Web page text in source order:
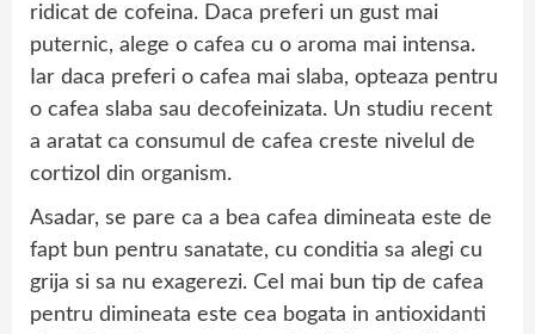
ridicat de cofeina. Daca preferi un gust mai
puternic, alege o cafea cu o aroma mai intensa.
Iar daca preferi o cafea mai slaba, opteaza pentru
o cafea slaba sau decofeinizata. Un studiu recent
a aratat ca consumul de cafea creste nivelul de
cortizol din organism.
Asadar, se pare ca a bea cafea dimineata este de
fapt bun pentru sanatate, cu conditia sa alegi cu
grija si sa nu exagerezi. Cel mai bun tip de cafea
pentru dimineata este cea bogata in antioxidanti